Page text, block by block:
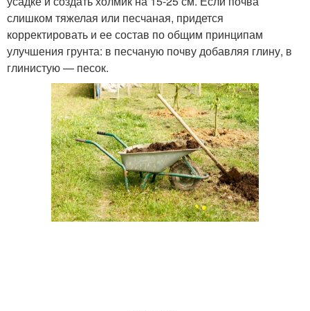
слишком тяжелая или песчаная, придется
корректировать и ее состав по общим принципам
улучшения грунта: в песчаную почву добавляя глину, в
глинистую — песок.